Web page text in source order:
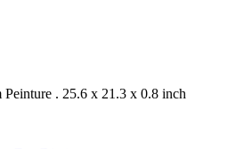
Peinture . 25.6 x 21.3 x 0.8 inch